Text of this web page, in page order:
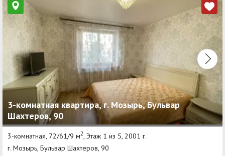
3-комнатная квартира, г. Мозырь, Бульвар
Шахтеров, 90
3-комнатная, 72/61/9 м2 , Этаж 1 из 5, 2001 г.
г. Мозырь, Бульвар Шахтеров, 90